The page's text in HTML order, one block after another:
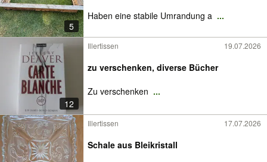
5
Haben eine stabile Umrandung a ...
12
Illertissen 19.07.2026
zu verschenken, diverse Bücher
Zu verschenken ...
Illertissen 17.07.2026
Schale aus Bleikristall